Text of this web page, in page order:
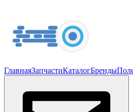
ГлавнаяЗапчастиКаталогБренды